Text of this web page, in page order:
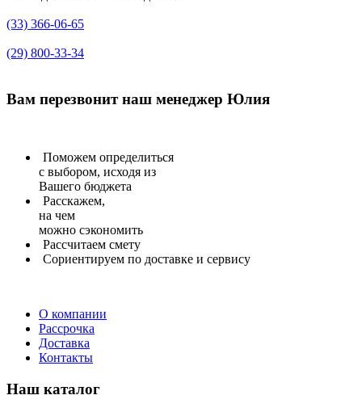
(33) 366-06-65
(29) 800-33-34
Вам перезвонитнаш менеджер Юлия
Поможем определиться
с выбором, исходя из
Вашего бюджета
Расскажем,
на чем
можно сэкономить
Рассчитаем смету
Сориентируем по доставке и сервису
О компании
Рассрочка
Доставка
Контакты
Наш каталог